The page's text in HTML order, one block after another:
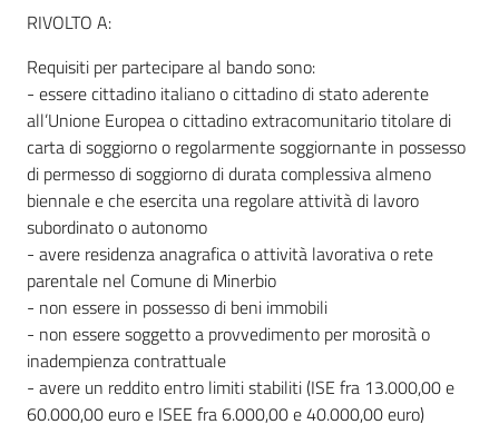
RIVOLTO A:
Requisiti per partecipare al bando sono:
- essere cittadino italiano o cittadino di stato aderente
all’Unione Europea o cittadino extracomunitario titolare di
carta di soggiorno o regolarmente soggiornante in possesso
di permesso di soggiorno di durata complessiva almeno
biennale e che esercita una regolare attività di lavoro
subordinato o autonomo
- avere residenza anagrafica o attività lavorativa o rete
parentale nel Comune di Minerbio
- non essere in possesso di beni immobili
- non essere soggetto a provvedimento per morosità o
inadempienza contrattuale
- avere un reddito entro limiti stabiliti (ISE fra 13.000,00 e
60.000,00 euro e ISEE fra 6.000,00 e 40.000,00 euro)